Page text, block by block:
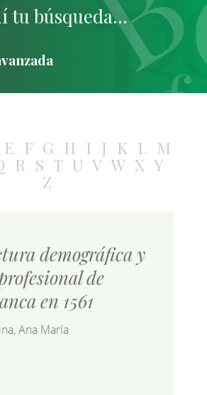
E F G H I J K L M
R S T U V W X Y
Z
demográfica y
de
en 1561
Ana María